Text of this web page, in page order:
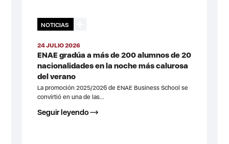
NOTICIAS
24 JULIO 2026
ENAE gradúa a más de 200 alumnos de 20
nacionalidades en la noche más calurosa
del verano
La promoción 2025/2026 de ENAE Business School se
convirtió en una de las...
Seguir leyendo